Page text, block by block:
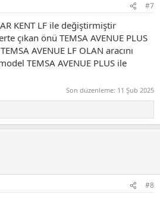
#7
KENT LF ile değiştirmiştir
çıkan önü TEMSA AVENUE PLUS
AVENUE LF OLAN aracını
TEMSA AVENUE PLUS ile
Son düzenleme: 11 Şub 2025
#8